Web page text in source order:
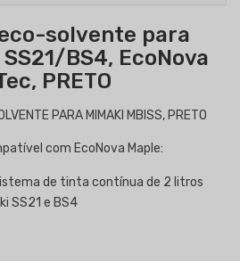
solvente para
BS4, EcoNova
PRETO
PARA MIMAKI MBISS, PRETO
com EcoNova Maple:
de tinta contínua de 2 litros
SS21 e BS4